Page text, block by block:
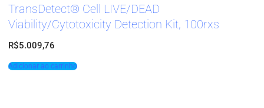
TransDetect® Cell LIVE/DEAD
Viability/Cytotoxicity Detection Kit, 100rxs
R$5.009,76
Adicionar ao carrinho